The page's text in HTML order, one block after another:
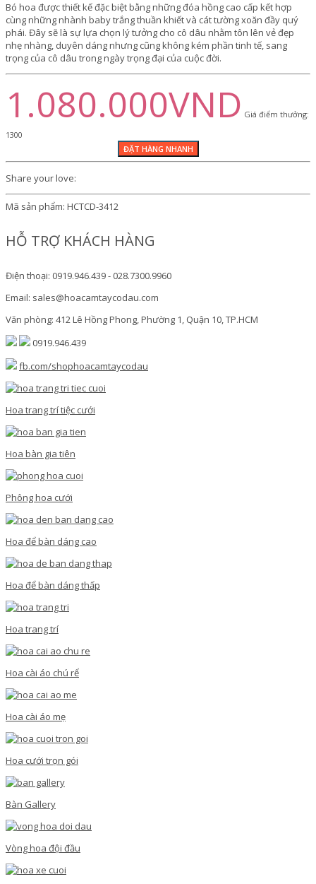
Bó hoa được thiết kế đặc biệt bằng những đóa hồng cao cấp kết hợp
cùng những nhành baby trắng thuần khiết và cát tường xoăn đầy quý
phái. Đây sẽ là sự lựa chọn lý tưởng cho cô dâu nhằm tôn lên vẻ đẹp
nhẹ nhàng, duyên dáng nhưng cũng không kém phần tinh tế, sang
trọng của cô dâu trong ngày trọng đại của cuộc đời.
1.080.000VND Giá điểm thưởng:
1300
Share your love:
Mã sản phẩm: HCTCD-3412
HỖ TRỢ KHÁCH HÀNG
Điện thoại: 0919.946.439 - 028.7300.9960
Email: sales@hoacamtaycodau.com
Văn phòng: 412 Lê Hồng Phong, Phường 1, Quận 10, TP.HCM
0919.946.439
fb.com/shophoacamtaycodau
Hoa trang trí tiệc cưới
Hoa bàn gia tiên
Phông hoa cưới
Hoa để bàn dáng cao
Hoa để bàn dáng thấp
Hoa trang trí
Hoa cài áo chú rể
Hoa cài áo mẹ
Hoa cưới trọn gói
Bàn Gallery
Vòng hoa đội đầu